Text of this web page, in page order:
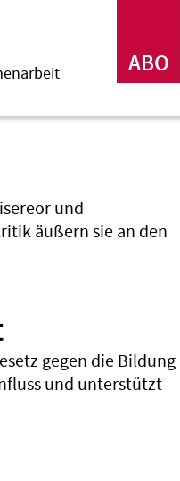
ABO
und
äußern sie an den
gegen die Bildung
und unterstützt